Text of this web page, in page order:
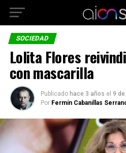
SOCIEDAD
Lolita Flores
con mascarilla
Publicado hace 3 años el 9
Por Fermín Cabanillas